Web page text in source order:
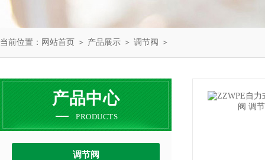
当前位置： 网站首页 ＞ 产品展示 ＞ 调节阀 ＞
产品中心
PRODUCTS
调节阀